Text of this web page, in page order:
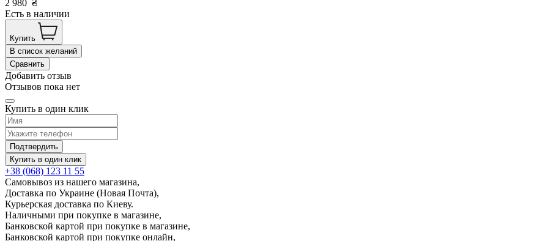
2 980 ₴
Есть в наличии
Купить
В список желаний
Сравнить
Добавить отзыв
Отзывов пока нет
Купить в один клик
Подтвердить
Купить в один клик
+38 (068) 123 11 55
Самовывоз из нашего магазина,
Доставка по Украине (Новая Почта),
Курьерская доставка по Киеву.
Наличными при покупке в магазине,
Банковской картой при покупке в магазине,
Банковской картой при покупке онлайн,